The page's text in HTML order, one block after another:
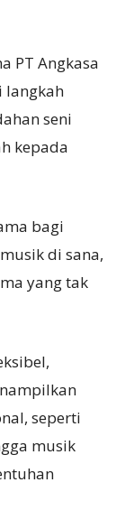
PT Angkasa
langkah
seni
kepada
bagi
di sana,
yang tak
seperti
musik